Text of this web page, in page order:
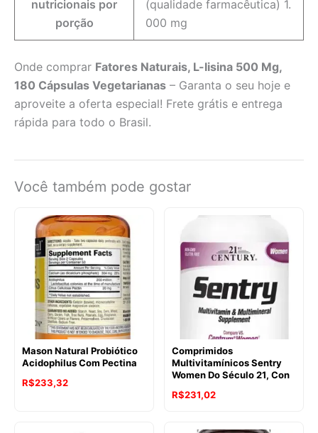
nutricionais por
porção
(qualidade farmacêutica) 1.
000 mg
Onde comprar Fatores Naturais, L-lisina 500 Mg,
180 Cápsulas Vegetarianas – Garanta o seu hoje e
aproveite a oferta especial! Frete grátis e entrega
rápida para todo o Brasil.
Você também pode gostar
Mason Natural Probiótico
Acidophilus Com Pectina
R$233,32
Comprimidos
Multivitamínicos Sentry
Women Do Século 21, Con
R$231,02